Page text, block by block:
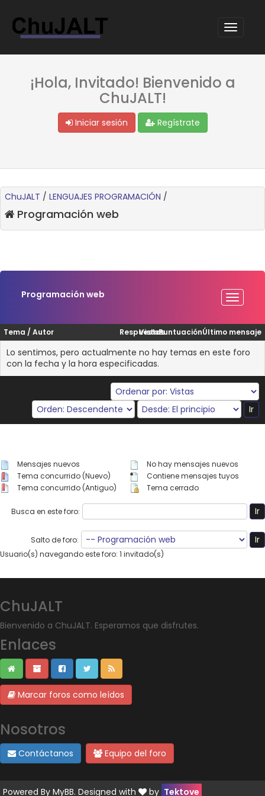
¡Hola, Invitado! Bienvenido a
ChuJALT!
Iniciar sesión Regístrate
ChuJALT / LENGUAJES PROGRAMACIÓN /
Programación web
Programación web
Tema / Autor Respuestas
VistasPuntuaciónÚltimo mensaje
Lo sentimos, pero actualmente no hay temas en este foro
con la fecha y la hora especificadas.
Mensajes nuevos
Tema concurrido (Nuevo)
Tema concurrido (Antiguo)
No hay mensajes nuevos
Contiene mensajes tuyos
Tema cerrado
Busca en este foro:
Salto de foro:
Usuario(s) navegando este foro: 1 invitado(s)
ChuJALT
Bienvenido a ChuJALT. Esperamos que disfrutes.
Enlaces
Marcar foros como leídos
Nosotros
Contáctanos Equipo del foro
Powered By MyBB. Designed with by Tektove